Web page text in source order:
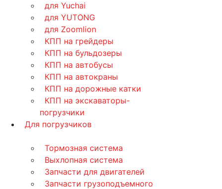
для Yuchai
для YUTONG
для Zoomlion
КПП на грейдеры
КПП на бульдозеры
КПП на автобусы
КПП на автокраны
КПП на дорожные катки
КПП на экскаваторы-
погрузчики
Для погрузчиков
Тормозная система
Выхлопная система
Запчасти для двигателей
Запчасти грузоподъемного